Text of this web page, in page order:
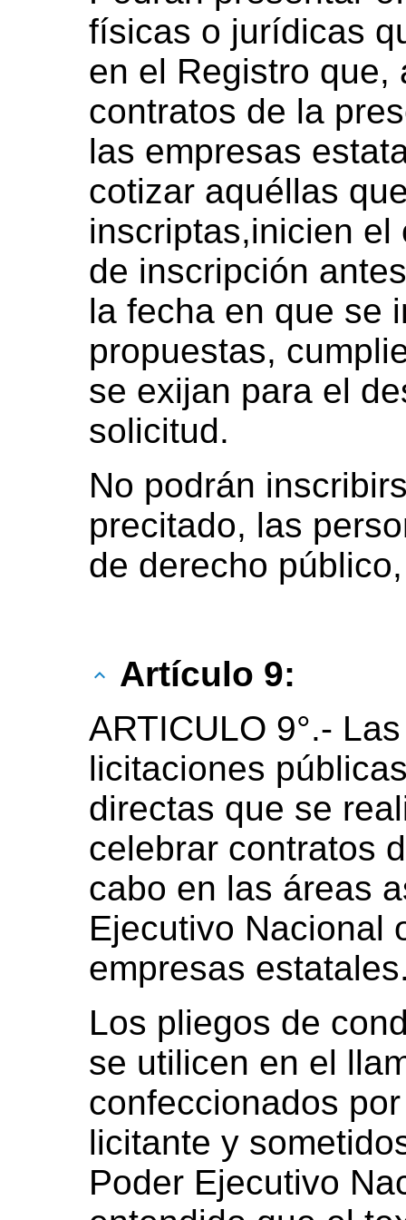
físicas o jurídicas
en el Registro que,
contratos de la
las empresas
cotizar aquéllas
inscriptas,inicien el
de inscripción
la fecha en que se
propuestas,
se exijan para el
solicitud.
No podrán
precitado, las
de derecho
Artículo 9:
ARTICULO 9°.-
licitaciones
directas que se
celebrar contratos
cabo en las áreas
Ejecutivo Nacional
empresas
Los pliegos de
se utilicen en el
confeccionados
licitante y
Poder Ejecutivo